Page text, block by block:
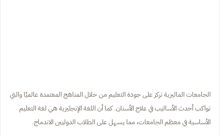
الجامعات الماليزية تركز على جودة التعليم من خلال المناهج المعتمدة عالميًا والتي
تواكب أحدث الأساليب في علاج الأسنان. كما أن اللغة الإنجليزية هي لغة التعليم
الأساسية في معظم الجامعات، مما يسهل على الطلاب الدوليين الاندماج.